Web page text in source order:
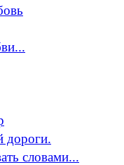
дороги.
словами...